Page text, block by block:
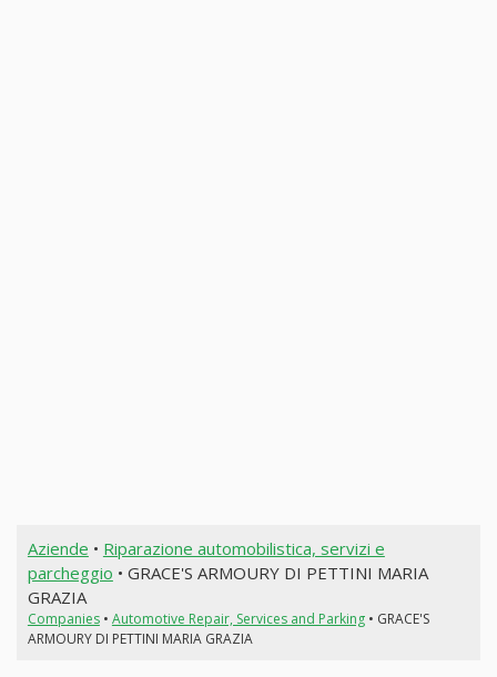
Aziende • Riparazione automobilistica, servizi e
parcheggio • GRACE'S ARMOURY DI PETTINI MARIA
GRAZIA
Companies• Automotive Repair, Services and Parking• GRACE'S
ARMOURY DI PETTINI MARIA GRAZIA